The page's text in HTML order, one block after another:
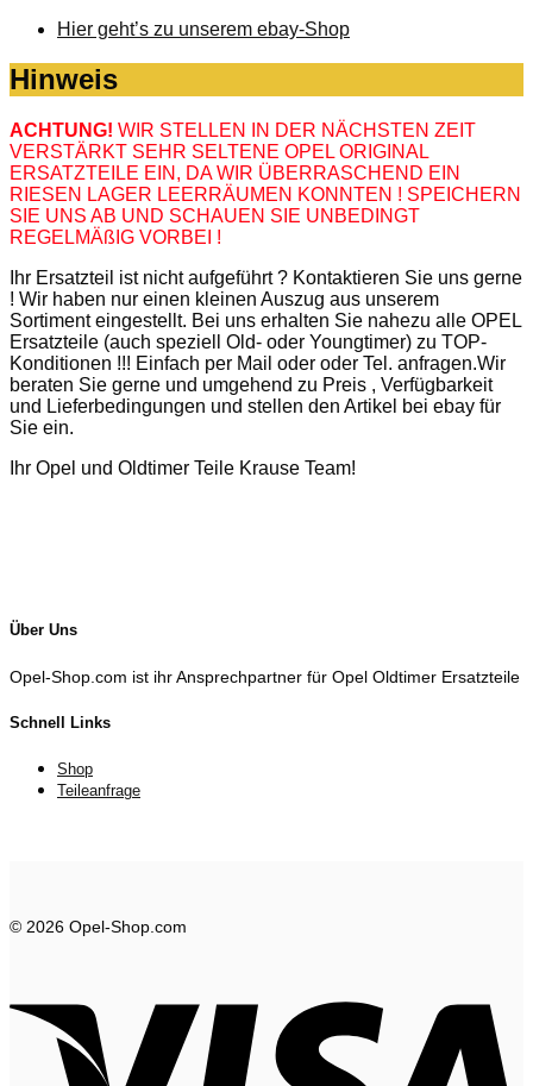
Hier geht’s zu unserem ebay-Shop
Hinweis
ACHTUNG! WIR STELLEN IN DER NÄCHSTEN ZEIT
VERSTÄRKT SEHR SELTENE OPEL ORIGINAL
ERSATZTEILE EIN, DA WIR ÜBERRASCHEND EIN
RIESEN LAGER LEERRÄUMEN KONNTEN ! SPEICHERN
SIE UNS AB UND SCHAUEN SIE UNBEDINGT
REGELMÄßIG VORBEI !
Ihr Ersatzteil ist nicht aufgeführt ? Kontaktieren Sie uns gerne
! Wir haben nur einen kleinen Auszug aus unserem
Sortiment eingestellt. Bei uns erhalten Sie nahezu alle OPEL
Ersatzteile (auch speziell Old- oder Youngtimer) zu TOP-
Konditionen !!! Einfach per Mail oder oder Tel. anfragen.Wir
beraten Sie gerne und umgehend zu Preis , Verfügbarkeit
und Lieferbedingungen und stellen den Artikel bei ebay für
Sie ein.
Ihr Opel und Oldtimer Teile Krause Team!
Über Uns
Opel-Shop.com ist ihr Ansprechpartner für Opel Oldtimer Ersatzteile
Schnell Links
Shop
Teileanfrage
© 2026 Opel-Shop.com